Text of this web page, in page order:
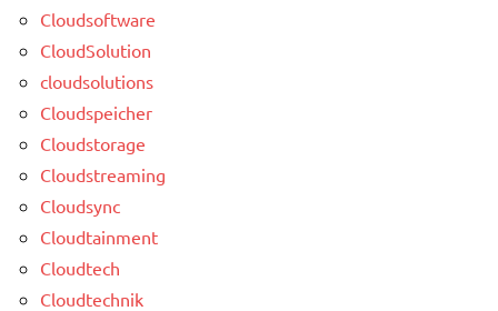
Cloudsoftware
CloudSolution
cloudsolutions
Cloudspeicher
Cloudstorage
Cloudstreaming
Cloudsync
Cloudtainment
Cloudtech
Cloudtechnik